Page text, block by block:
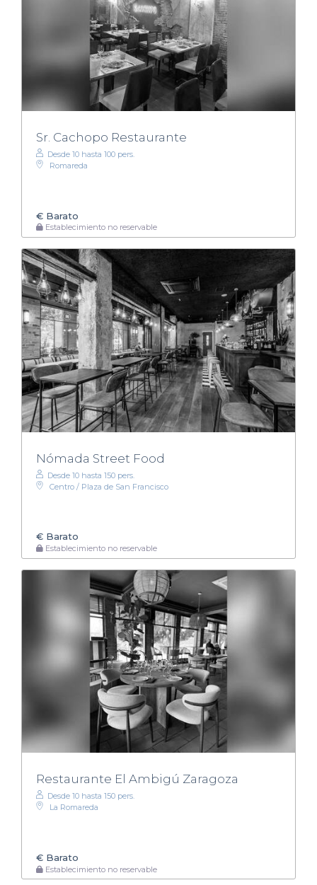
Sr. Cachopo Restaurante
Desde 10 hasta 100 pers.
Romareda
€ Barato
Establecimiento no reservable
Nómada Street Food
Desde 10 hasta 150 pers.
Centro / Plaza de San Francisco
€ Barato
Establecimiento no reservable
Restaurante El Ambigú Zaragoza
Desde 10 hasta 150 pers.
La Romareda
€ Barato
Establecimiento no reservable